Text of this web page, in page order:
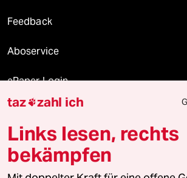
Feedback
Aboservice
ePaper Login
Downloads für Abonnierende
© 2026 taz Verlags und Vertriebs GmbH
taz zahl ich
Links lesen, rechts
bekämpfen